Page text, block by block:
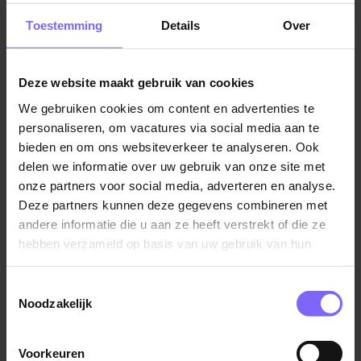
Toestemming Details Over
Deze website maakt gebruik van cookies
We gebruiken cookies om content en advertenties te
personaliseren, om vacatures via social media aan te
bieden en om ons websiteverkeer te analyseren. Ook
delen we informatie over uw gebruik van onze site met
onze partners voor social media, adverteren en analyse.
Deze partners kunnen deze gegevens combineren met
andere informatie die u aan ze heeft verstrekt of die ze
hebben verzameld op basis van uw gebruik van hun
Noodzakelijk
Voorkeuren
producten op basis van ontvangen bestellingen of
orders. Het hoofddoel van een orderpicker is om de
juiste producten uit het magazijn te halen en deze
of andere bestemmingen.
De taken van een orderpicker
De functie van een orderpicker vereist
nauwkeurigheid, snelheid en het vermogen om te
werken volgens instructies. Daarnaast is fysieke fitheid
vaak belangrijk, omdat het werk vaak lichamelijk
intensief kan zijn vanwege het lopen en tillen in het
magazijn. magazijnbeheersystemen en verschillende
palletwagens of orderpicktrucks een goede fysieke
gesteldheid is dan ook zeker belangrijk.